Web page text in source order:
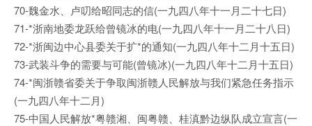
70-魏金水、卢叨给昭同志的信(一九四八年十一月二十七日)
71-*浙南地委龙跃给曾镜冰的电(一九四八年十一月二十八日)
72-*浙闽边中心县委关于扩*的通知(一九四八年十二月十五日)
73-武装斗争的需要与可能(曾镜冰)(一九四八年十二月十五日)
74-*闽浙赣省委关于争取闽浙赣人民解放与我们紧急任务指示
(一九四八年十二月)
75-中国人民解放*粤赣湘、闽粤赣、桂滇黔边纵队成立宣言(一